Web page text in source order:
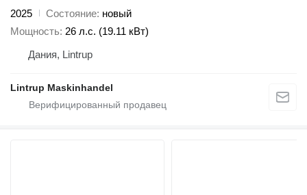
2025
Состояние новый
Мощность 26 л.с. (19.11 кВт)
Дания, Lintrup
Lintrup Maskinhandel